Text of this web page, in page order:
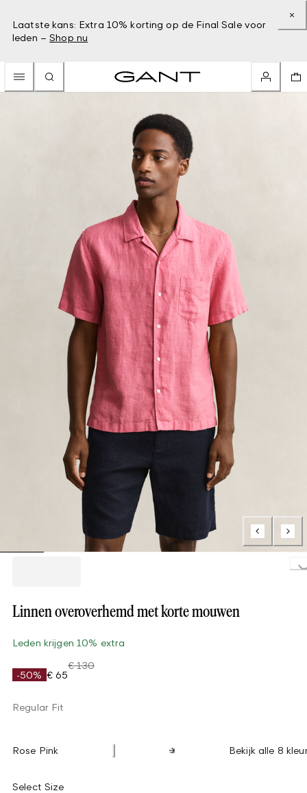
Laatste kans: Extra 10% korting op de Final Sale voor
leden – Shop nu
Loading...
Linnen overoverhemd met korte mouwen
Leden krijgen 10% extra
-50% € 65
€ 130
Regular Fit
Rose Pink Bekijk alle 8
Select Size